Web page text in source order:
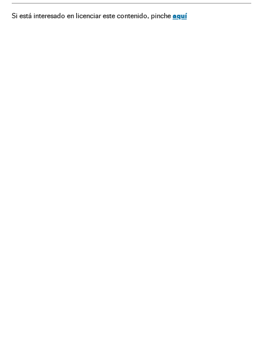
Si está interesado en licenciar este contenido, pinche aquí